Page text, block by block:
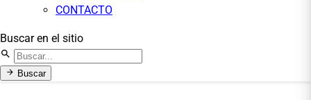
CONTACTO
Buscar en el sitio
Buscar